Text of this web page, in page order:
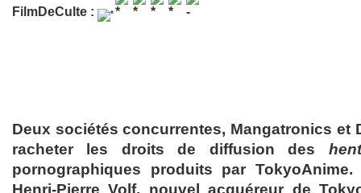
FilmDeCulte :
Deux sociétés concurrentes, Mangatronics et
racheter les droits de diffusion des
pornographiques produits par